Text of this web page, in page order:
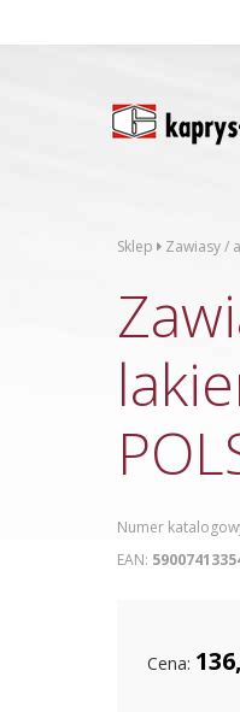
Sklep Zawiasy /
Numer
EAN:
Cena: